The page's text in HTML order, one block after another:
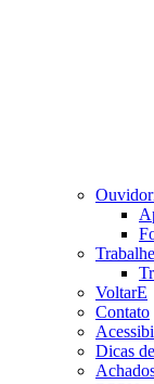
VoltarE
Contato
Dicas